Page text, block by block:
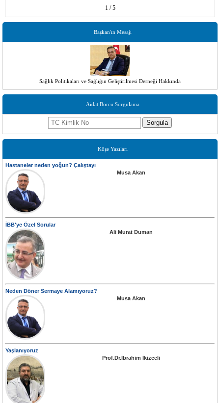
1 / 5
Başkan'ın Mesajı
Sağlık Politikaları ve Sağlığın Geliştirilmesi Derneği Hakkında
Aidat Borcu Sorgulama
Sorgula
Köşe Yazıları
Hastaneler neden yoğun? Çalıştayı
Musa Akan
İBB'ye Özel Sorular
Ali Murat Duman
Neden Döner Sermaye Alamıyoruz?
Musa Akan
Yaşlanıyoruz
Prof.Dr.İbrahim İkizceli